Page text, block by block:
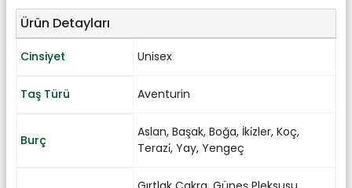
Ürün Detayları
Cinsiyet Unisex
Taş Türü Aventurin
Burç
Aslan, Başak, Boğa, İki̇zler, Koç,
Terazi̇, Yay, Yengeç